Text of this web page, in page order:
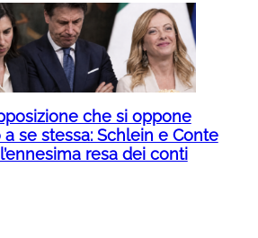
che si oppone
se stessa: Schlein e Conte
resa dei conti